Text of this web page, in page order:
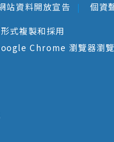
站資料開放宣告 個資
式複製和採用
Chrome 瀏覽器瀏覽